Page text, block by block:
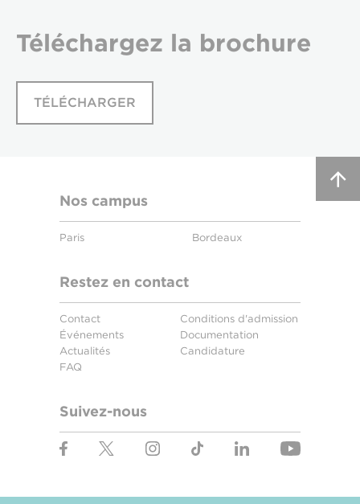
Téléchargez la brochure
TÉLÉCHARGER
Nos campus
Paris Bordeaux
Restez en contact
Contact
Événements
Actualités
FAQ
Conditions d'admission
Documentation
Candidature
Suivez-nous